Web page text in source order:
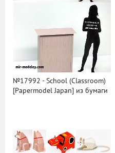
№17992 - School (Classroom)
[Papermodel Japan] из бумаги